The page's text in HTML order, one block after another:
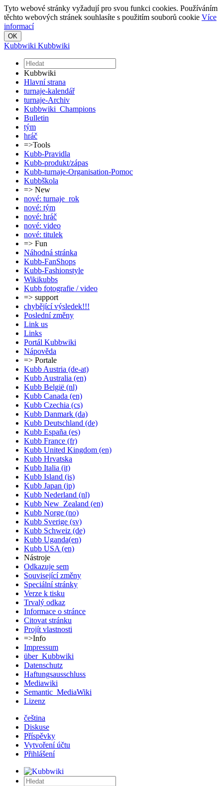
Tyto webové stránky vyžadují pro svou funkci cookies. Používáním
těchto webových stránek souhlasíte s použitím souborů cookie Více
informací
Kubbwiki Kubbwiki
Kubbwiki
Hlavní strana
turnaje-kalendář
turnaje-Archiv
Kubbwiki_Champions
Bulletin
tým
hráč
=>Tools
Kubb-Pravidla
Kubb-produkt/zápas
Kubb-turnaje-Organisation-Pomoc
Kubbškola
=> New
nové: turnaje_rok
nové: tým
nové: hráč
nové: video
nové: titulek
=> Fun
Náhodná stránka
Kubb-FanShops
Kubb-Fashionstyle
Wikikubbs
Kubb fotografie / video
=> support
chybějící výsledek!!!
Poslední změny
Link us
Links
Portál Kubbwiki
Nápověda
=> Portale
Kubb Austria (de-at)
Kubb Australia (en)
Kubb België (nl)
Kubb Canada (en)
Kubb Czechia (cs)
Kubb Danmark (da)
Kubb Deutschland (de)
Kubb España (es)
Kubb France (fr)
Kubb United Kingdom (en)
Kubb Hrvatska
Kubb Italia (it)
Kubb Island (is)
Kubb Japan (jp)
Kubb Nederland (nl)
Kubb New_Zealand (en)
Kubb Norge (no)
Kubb Sverige (sv)
Kubb Schweiz (de)
Kubb Uganda(en)
Kubb USA (en)
Nástroje
Odkazuje sem
Související změny
Speciální stránky
Verze k tisku
Trvalý odkaz
Informace o stránce
Citovat stránku
Projít vlastnosti
=>Info
Impressum
über_Kubbwiki
Datenschutz
Haftungsausschluss
Mediawiki
Semantic_MediaWiki
Lizenz
čeština
Diskuse
Příspěvky
Vytvoření účtu
Přihlášení